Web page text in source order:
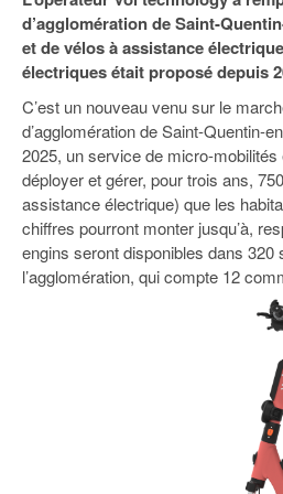
d’agglomération de Saint-
et de vélos à assistance
électriques était proposé depuis
C’est un nouveau venu sur le
d’agglomération de Saint-Quentin-
2025, un service de micro-
déployer et gérer, pour trois ans,
assistance électrique) que les
chiffres pourront monter jusqu’à,
engins seront disponibles dans
l’agglomération, qui compte 12